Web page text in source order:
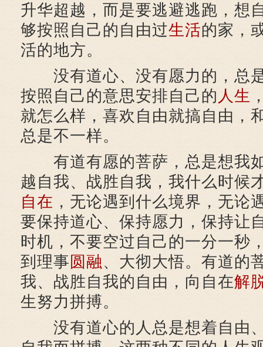
升华超越，而是要逃避逃跑，想
够按照自己的自由过生活的家，
活的地方。
没有道心、没有愿力的，总
按照自己的意思安排自己的 人生
就怎么样，喜欢自由就搞自由，
总是不一样。
有道有愿的菩萨，总是想我
越自我、战胜自我，我什么时候
自在 ，无论遇到什么境界，无论
要保持道心、保持愿力，保持让
时机，不要空过自己的一分一秒
到理事 圆融、大彻大悟。有道的
我、战胜自我的自由，向自在解
生努力拼搏。
没有道心的人总是想着自由